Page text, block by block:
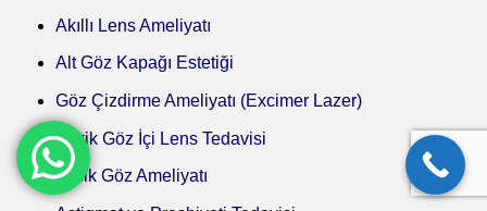
Akıllı Lens Ameliyatı
Alt Göz Kapağı Estetiği
Göz Çizdirme Ameliyatı (Excimer Lazer)
Fakik Göz İçi Lens Tedavisi
Lasik Göz Ameliyatı